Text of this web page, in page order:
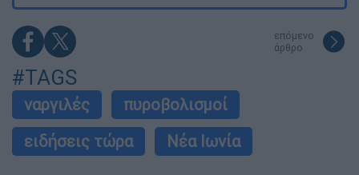
επόμενο
άρθρο
#TAGS
ναργιλές
πυροβολισμοί
ειδήσεις τώρα
Νέα Ιωνία